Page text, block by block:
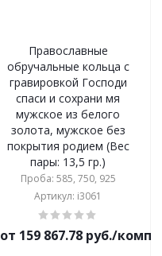
Православные
обручальные кольца с
гравировкой Господи
спаси и сохрани мя
мужское из белого
золота, мужское без
покрытия родием (Вес
пары: 13,5 гр.)
Проба: 585, 750, 925
Артикул: i3061
от 159 867.78 руб./